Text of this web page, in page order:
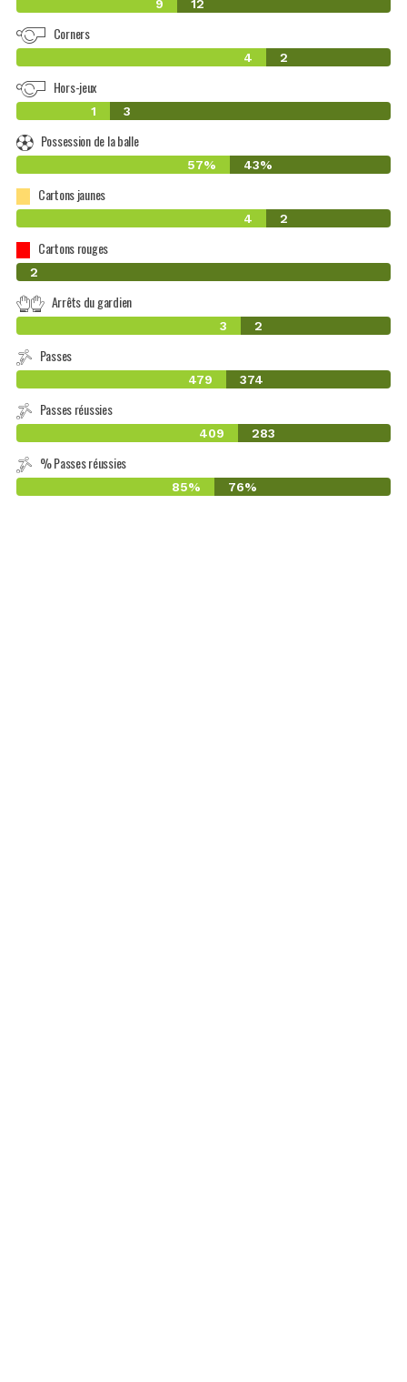
9 12
Corners
4 2
Hors-jeux
1 3
Possession de la balle
57% 43%
Cartons jaunes
4 2
Cartons rouges
0
2
Arrêts du gardien
3 2
Passes
479 374
Passes réussies
409 283
% Passes réussies
85% 76%